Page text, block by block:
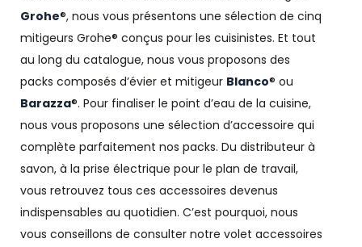
Grohe®, nous vous présentons une sélection de cinq
mitigeurs Grohe® conçus pour les cuisinistes. Et tout
au long du catalogue, nous vous proposons des
packs composés d’évier et mitigeur Blanco® ou
Barazza®. Pour finaliser le point d’eau de la cuisine,
nous vous proposons une sélection d’accessoire qui
complète parfaitement nos packs. Du distributeur à
savon, à la prise électrique pour le plan de travail,
vous retrouvez tous ces accessoires devenus
indispensables au quotidien. C’est pourquoi, nous
vous conseillons de consulter notre volet accessoires